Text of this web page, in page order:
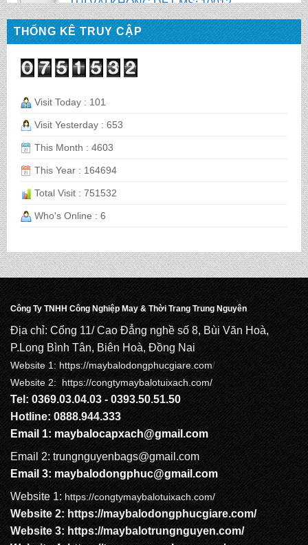
TÚI VẢI KHÔNG DỆT MS : 10010
TÚI VẢI KHÔNG DỆT MS: 10009
BALO LAPTOP MS : TN 1067
CẶP HỌC SINH MS: TN 5017
CẶP HỌC SINH MS: TN 5007
CẶP HỌC SINH MS: TN 5015
THỐNG KÊ TRUY CẬP
Visit Today : 101
Visit Yesterday : 653
This Month : 4603
This Year : 164694
Total Visit : 751532
Who's Online : 6
Công Ty TNHH Công Nghiệp May & Thời Trang Trung Nguyên
Địa chỉ: Cổng 11/ Cao Đẳng nghề số 8, Bùi Văn Hoà,
P.Long Bình Tân, Biên Hoà, Đồng Nai
Website 1: https://maybalodongphucgiare.com/
Website 2: https://congtymaybalotuixach.com/
Tel: 0369.03.04.03 - 0393.50.51.50
Hotline: 0888.944.333
Email 1: maybalocapxach@gmail.com
Email 2: trungnguyenbags@gmail.com
Email 3: maybalodongphuc@gmail.com
Website 1: https://congtymaybalotuixach.com/
Website 2: https://maybalodongphucgiare.com/
Website 3: https://maybalotrungnguyen.com/